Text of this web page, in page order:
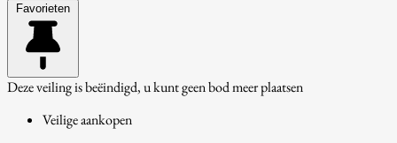
Favorieten
Deze veiling is beëindigd, u kunt geen bod meer plaatsen
Veilige aankopen